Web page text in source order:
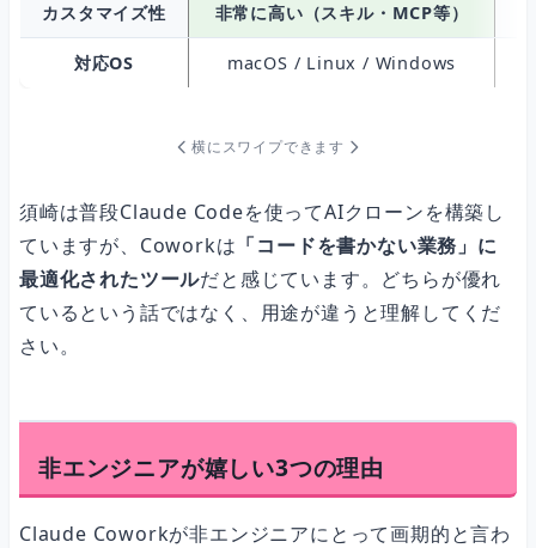
カスタマイズ性 非常に高い（スキル・MCP等）
対応OS macOS / Linux / Windows
横にスワイプできます
須崎は普段Claude Codeを使ってAIクローンを構築し
ていますが、Coworkは 「コードを書かない業務」に
最適化されたツールだと感じています。どちらが優れ
ているという話ではなく、用途が違うと理解してくだ
さい。
非エンジニアが嬉しい3つの理由
Claude Coworkが非エンジニアにとって画期的と言わ